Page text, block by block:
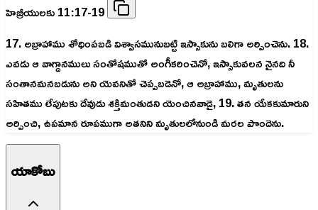
హెబ్రీయులకు 11:17-19
17. అబ్రాహాము శోధింపబడి విశ్వాసమునుబట్టి ఇస్సాకును బలిగా అర్పించెను. 18.
ఎవడు ఆ వాగ్దానములు సంతోషముతో అంగీకరించెనో, ఇస్సాకువలన నైనది నీ
సంతానమనబడును అని యెవనితో చెప్పబడెనో, ఆ అబ్రాహాము, మృతులను
సహితము లేపుటకు దేవుడు శక్తిమంతుడని యెంచినవాడై, 19. తన యేకకుమారుని
అర్పించి, ఉపమాన రూపముగా అతనిని మృతులలోనుండి మరల పొందెను.
యాకోబు